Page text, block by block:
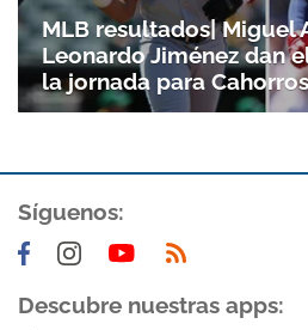
Gracias por suscribirte
MLB resultados| Miguel
Leonardo Jiménez dan
la jornada para
Síguenos:
Descubre nuestras apps: